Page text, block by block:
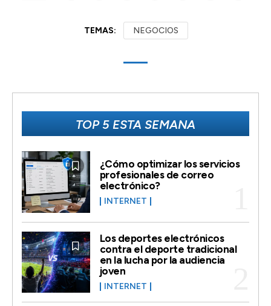
TEMAS: NEGOCIOS
TOP 5 ESTA SEMANA
¿Cómo optimizar los servicios
profesionales de correo
electrónico?
INTERNET
Los deportes electrónicos
contra el deporte tradicional
en la lucha por la audiencia
joven
INTERNET